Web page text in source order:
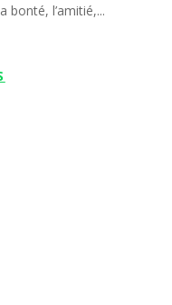
bonté, l’amitié,...